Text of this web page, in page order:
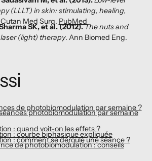
(LLLT) in skin: stimulating, healing,
Med Surg. PubMed
SK, et al. (2012).The nuts and
(light) therapy. Ann Biomed Eng.
de photobiomodulation par semaine ?
photobiomodulation par semaine
: quand voit-on les effets ?
: courbe biphasique expliquée
: comment se déroule une séance ?
de photobiomodulation : conseils